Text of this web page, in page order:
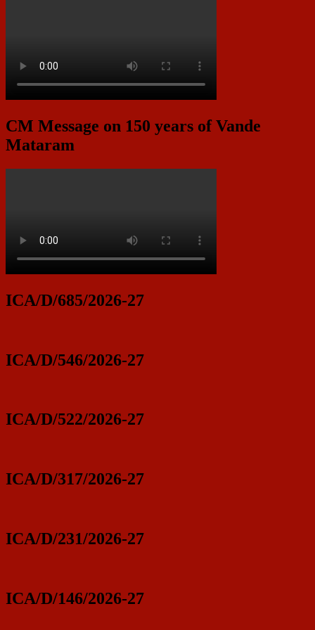
CM Message on 150 years of Vande
Mataram
ICA/D/685/2026-27
ICA/D/546/2026-27
ICA/D/522/2026-27
ICA/D/317/2026-27
ICA/D/231/2026-27
ICA/D/146/2026-27